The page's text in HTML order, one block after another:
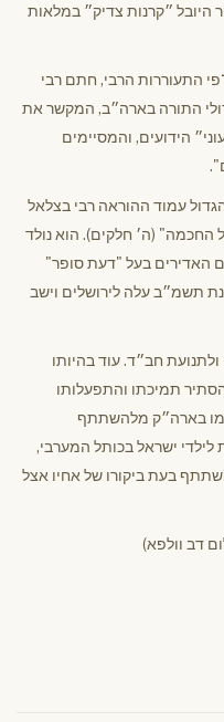
״קרנות צדיק״ במלאות
התעוררות הרבי, חתם רבי
התורה בארה״ב, המקשר את
הידועים, והמסיימים
עמוד ההוראה רבי בצלאל
החכמה" (ה׳ חלקים). הוא נולד
האדירים בעל "דעת סופר"
תשמ״ב עלה לירושלים וישב
חב״ד. עוד בהיותו
הסתיר תמיכתו והתפעלותו
בארה״ק מלהשתתף
לילדי ישראל בכותל המערבי,
בעת ביקורו של אחיו אצל